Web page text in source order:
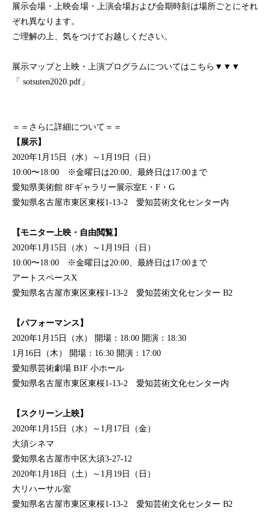
展示会場・上映会場・上演会場および会期時刻は場所ごとにそれ
ぞれ異なります。
ご理解の上、気をつけてお越しください。
展示マップと上映・上演プログラムについてはこちら▼▼▼
「 sotsuten2020.pdf 」
＝＝さらに詳細について＝＝
【展示】
2020年1月15日（水）～1月19日（日）
10:00〜18:00 ※金曜日は20:00、最終日は17:00まで
愛知県美術館 8Fギャラリー展示室E・F・G
愛知県名古屋市東区東桜1-13-2 愛知芸術文化センター内
【モニター上映・自由閲覧】
2020年1月15日（水）～1月19日（日）
10:00〜18:00 ※金曜日は20:00、最終日は17:00まで
アートスペースX
愛知県名古屋市東区東桜1-13-2 愛知芸術文化センター B2
【パフォーマンス】
2020年1月15日（水） 開場：18:00 開演：18:30
1月16日（木） 開場：16:30 開演：17:00
愛知県芸術劇場 B1F 小ホール
愛知県名古屋市東区東桜1-13-2 愛知芸術文化センター内
【スクリーン上映】
2020年1月15日（水）～1月17日（金）
大須シネマ
愛知県名古屋市中区大須3-27-12
2020年1月18日（土）～1月19日（日）
大リハーサル室
愛知県名古屋市東区東桜1-13-2 愛知芸術文化センター B2